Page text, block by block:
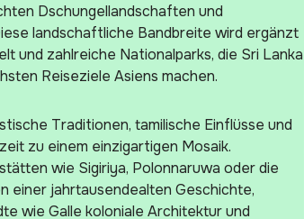
Dschungellandschaften und
landschaftliche Bandbreite wird ergänzt
und zahlreiche Nationalparks, die Sri Lanka
Reiseziele Asiens machen.
Traditionen, tamilische Einflüsse und
zu einem einzigartigen Mosaik.
wie Sigiriya, Polonnaruwa oder die
einer jahrtausendealten Geschichte,
wie Galle koloniale Architektur und